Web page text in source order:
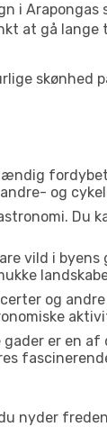
i Arapongas
at gå lange
skønhed
og
Du
vild i byens
og
er en af
nyder